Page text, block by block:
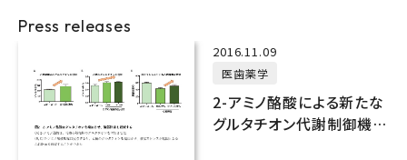
Press releases
2016.11.09
医歯薬学
2-アミノ酪酸による新たな
グルタチオン代謝制御機構